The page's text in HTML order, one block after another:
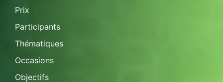
Prix
Participants
Thématiques
Occasions
Objectifs